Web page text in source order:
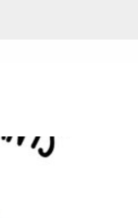
ou à
propose une navette
août 2026 afin de
en commun pour
pendant la […]